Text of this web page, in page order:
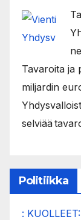
Tavaroita ja
miljardin
selviää
Politiikka
: